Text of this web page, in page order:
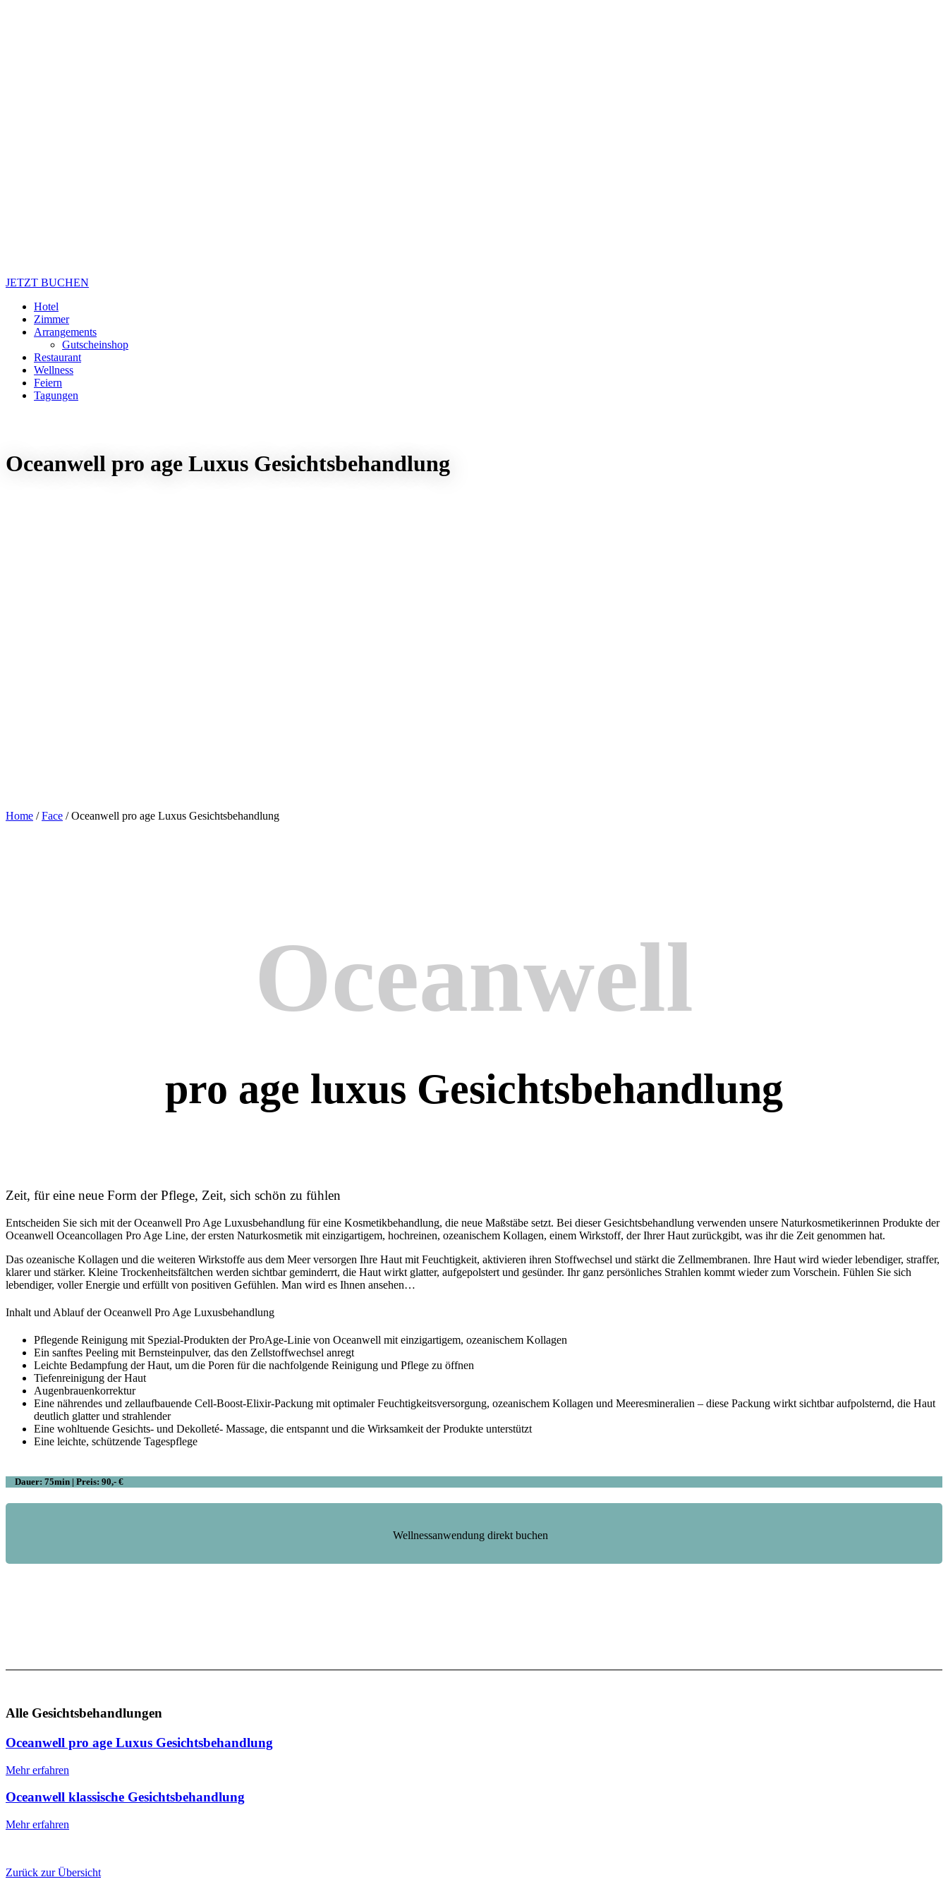
JETZT BUCHEN
Hotel
Zimmer
Arrangements
Gutscheinshop
Restaurant
Wellness
Feiern
Tagungen
Oceanwell pro age Luxus Gesichtsbehandlung
Home /Face /Oceanwell pro age Luxus Gesichtsbehandlung
Oceanwell
pro age luxus Gesichtsbehandlung
Zeit, für eine neue Form der Pflege, Zeit, sich schön zu fühlen
Entscheiden Sie sich mit der Oceanwell Pro Age Luxusbehandlung für eine Kosmetikbehandlung, die neue Maßstäbe setzt. Bei dieser Gesichtsbehandlung verwenden unsere Naturkosmetikerinnen Produkte der
Oceanwell Oceancollagen Pro Age Line, der ersten Naturkosmetik mit einzigartigem, hochreinen, ozeanischem Kollagen, einem Wirkstoff, der Ihrer Haut zurückgibt, was ihr die Zeit genommen hat.
Das ozeanische Kollagen und die weiteren Wirkstoffe aus dem Meer versorgen Ihre Haut mit Feuchtigkeit, aktivieren ihren Stoffwechsel und stärkt die Zellmembranen. Ihre Haut wird wieder lebendiger, straffer,
klarer und stärker. Kleine Trockenheitsfältchen werden sichtbar geminderrt, die Haut wirkt glatter, aufgepolstert und gesünder. Ihr ganz persönliches Strahlen kommt wieder zum Vorschein. Fühlen Sie sich
lebendiger, voller Energie und erfüllt von positiven Gefühlen. Man wird es Ihnen ansehen…
Inhalt und Ablauf der Oceanwell Pro Age Luxusbehandlung
Pflegende Reinigung mit Spezial-Produkten der ProAge-Linie von Oceanwell mit einzigartigem, ozeanischem Kollagen
Ein sanftes Peeling mit Bernsteinpulver, das den Zellstoffwechsel anregt
Leichte Bedampfung der Haut, um die Poren für die nachfolgende Reinigung und Pflege zu öffnen
Tiefenreinigung der Haut
Augenbrauenkorrektur
Eine nährendes und zellaufbauende Cell-Boost-Elixir-Packung mit optimaler Feuchtigkeitsversorgung, ozeanischem Kollagen und Meeresmineralien – diese Packung wirkt sichtbar aufpolsternd, die Haut
deutlich glatter und strahlender
Eine wohltuende Gesichts- und Dekolleté- Massage, die entspannt und die Wirksamkeit der Produkte unterstützt
Eine leichte, schützende Tagespflege
Dauer: 75min | Preis: 90,- €
Wellnessanwendung direkt buchen
Alle Gesichtsbehandlungen
Oceanwell pro age Luxus Gesichtsbehandlung
Mehr erfahren
Oceanwell klassische Gesichtsbehandlung
Mehr erfahren
Zurück zur Übersicht